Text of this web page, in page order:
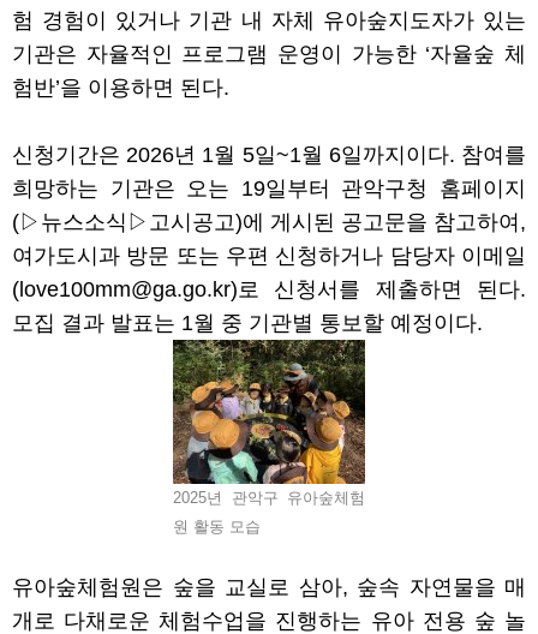
험 경험이 있거나 기관 내 자체 유아숲지도자가 있는
기관은 자율적인 프로그램 운영이 가능한 ‘자율숲 체
험반’을 이용하면 된다.
신청기간은2026년 1월 5일~1월 6일까지이다. 참여를
희망하는 기관은 오는 19일부터 관악구청 홈페이지
(▷ 뉴스소식 ▷ 고시공고)에 게시된 공고문을 참고하여 ,
여가도시과 방문 또는 우편 신청하거나 담당자 이메일
(love100mm@ga.go.kr)로 신청서를 제출하면 된다.
모집 결과 발표는 1월 중 기관별 통보할 예정이다.
2025년 관악구 유아숲체험
원 활동 모습
유아숲체험원은 숲을 교실로 삼아, 숲속 자연물을 매
개로 다채로운 체험수업을 진행하는 유아 전용 숲 놀